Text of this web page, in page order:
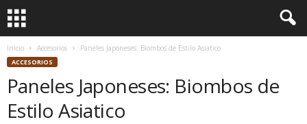
Inicio Accesorios Paneles Japoneses: Biombos de Estilo Asiatico
ACCESORIOS
Paneles Japoneses: Biombos de
Estilo Asiatico